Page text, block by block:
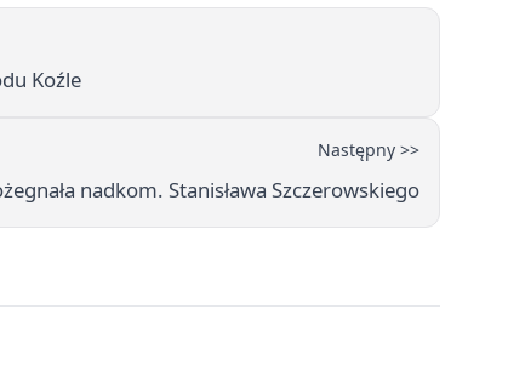
Koźle
Następny >>
nadkom. Stanisława Szczerowskiego